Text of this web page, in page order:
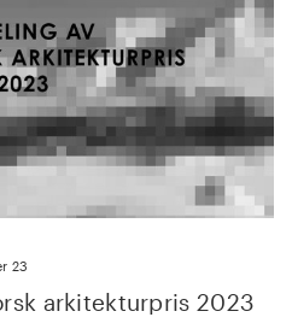
23
arkitekturpris 2023